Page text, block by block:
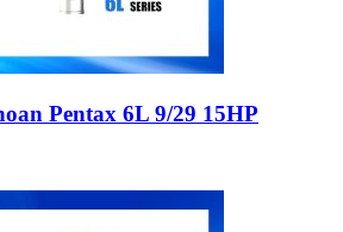
Pentax 6L 9/29 15HP